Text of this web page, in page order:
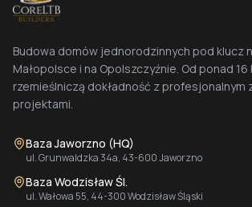
Budowa domów jednorodzinnych pod klucz
Małopolsce i na Opolszczyźnie. Od ponad 16
rzemieślniczą dokładność z profesjonalnym
projektami.
Baza Jaworzno (HQ)
ul. Grunwaldzka 34a, 43-600 Jaworzno
Baza Wodzisław Śl.
ul. Wałowa 55, 44-300 Wodzisław Śląski